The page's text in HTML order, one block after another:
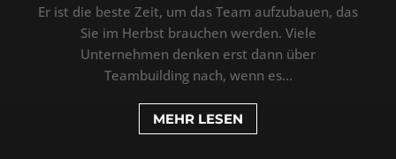
Er ist die beste Zeit, um das Team aufzubauen, das
Sie im Herbst brauchen werden. Viele
Unternehmen denken erst dann über
Teambuilding nach, wenn es...
MEHR LESEN